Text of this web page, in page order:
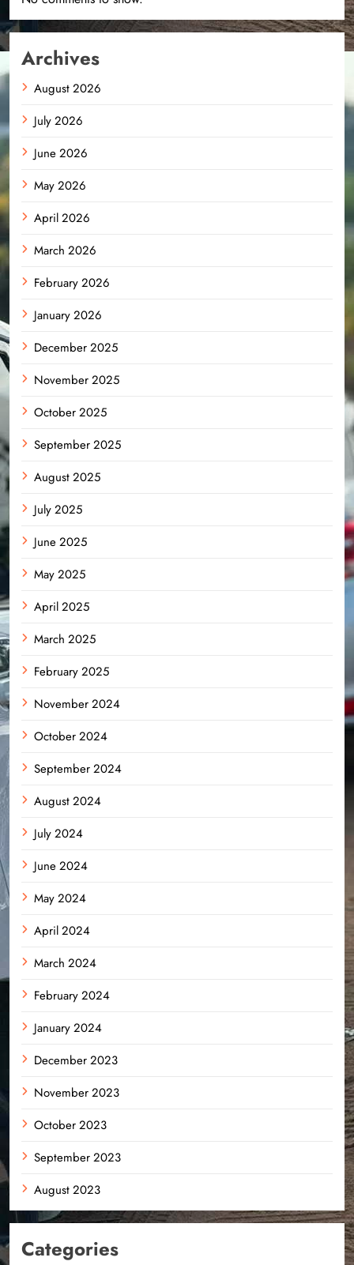
Archives
August 2026
July 2026
June 2026
May 2026
April 2026
March 2026
February 2026
January 2026
December 2025
November 2025
October 2025
September 2025
August 2025
July 2025
June 2025
May 2025
April 2025
March 2025
February 2025
November 2024
October 2024
September 2024
August 2024
July 2024
June 2024
May 2024
April 2024
March 2024
February 2024
January 2024
December 2023
November 2023
October 2023
September 2023
August 2023
Categories